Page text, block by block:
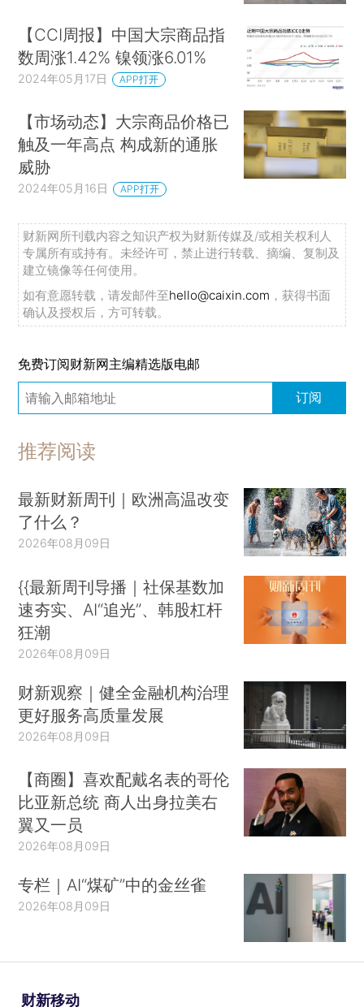
【CCI周报】中国大宗商品指
数周涨1.42% 镍领涨6.01%
2024年05月17日 APP打开
【市场动态】大宗商品价格已
触及一年高点 构成新的通胀
威胁
2024年05月16日 APP打开
财新网所刊载内容之知识产权为财新传媒及/或相关权利人
专属所有或持有。未经许可，禁止进行转载、摘编、复制及
建立镜像等任何使用。
如有意愿转载，请发邮件至hello@caixin.com ，获得书面
确认及授权后，方可转载。
免费订阅财新网主编精选版电邮
订阅
推荐阅读
最新财新周刊｜欧洲高温改变
了什么？
2026年08月09日
{{最新周刊导播｜社保基数加
速夯实、AI“追光”、韩股杠杆
狂潮
2026年08月09日
财新观察｜健全金融机构治理
更好服务高质量发展
2026年08月09日
【商圈】喜欢配戴名表的哥伦
比亚新总统 商人出身拉美右
翼又一员
2026年08月09日
专栏｜AI“煤矿”中的金丝雀
2026年08月09日
财新移动